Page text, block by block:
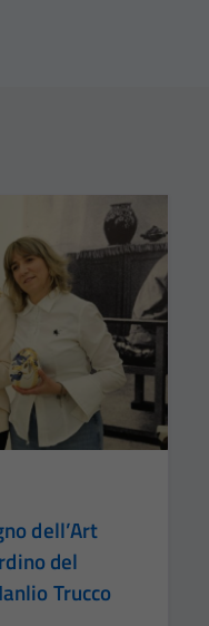
dell’Art
del
Trucco